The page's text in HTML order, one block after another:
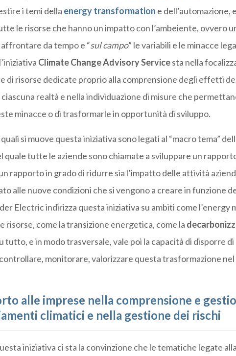
i temi della energy transformation e dell’automazione,
le risorse che hanno un impatto con l’ambeiente, ovvero
da tempo e “sul campo” le variabili e le minacce
Climate Change Advisory Servicesta nella
di risorse dedicate proprio alla comprensione degli effetti
realtà e nella individuazione di misure che
minacce o di trasformarle in opportunità di sviluppo.
si muove questa iniziativa sono legati al “macro tema”
quale tutte le aziende sono chiamate a sviluppare un
rapporto in grado di ridurre sia l’impatto delle attività
alle nuove condizioni che si vengono a creare in funzione
Electric indirizza questa iniziativa su ambiti come l’energy
risorse, come la transizione energetica, come la
tutto, e in modo trasversale, vale poi la capacità di disporre di
monitorare, valorizzare questa trasformazione
alle imprese nella comprensione e
climatici e nella gestione dei rischi
iniziativa ci sta la convinzione che le tematiche legate